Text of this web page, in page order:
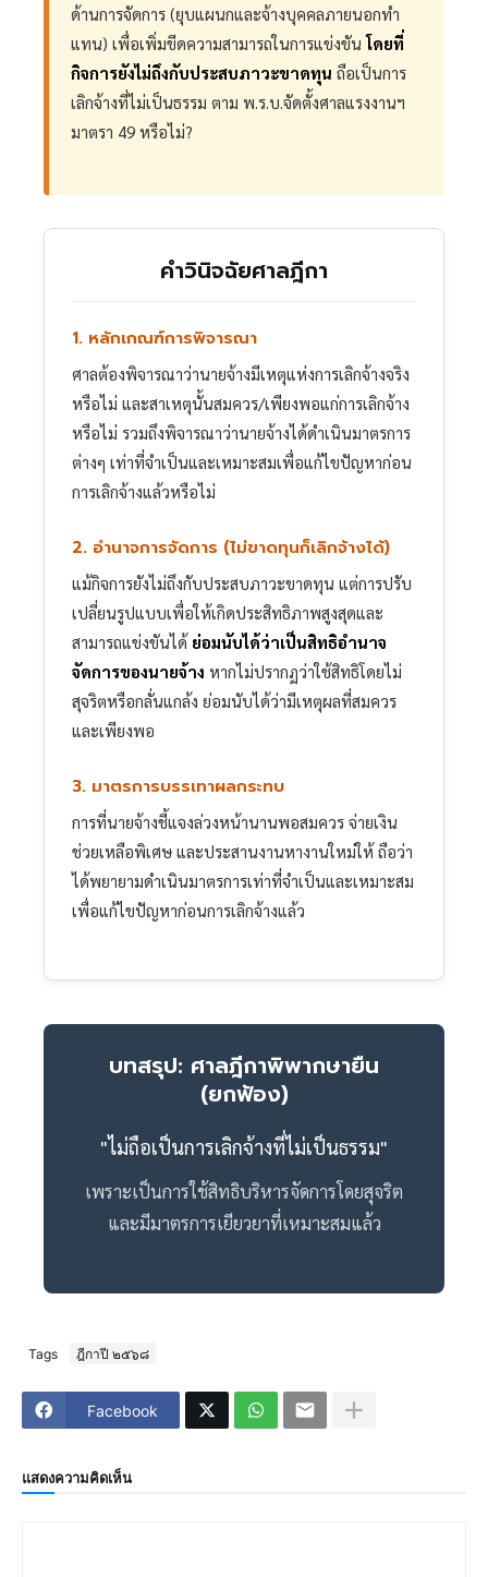
ด้านการจัดการ (ยุบแผนกและจ้างบุคคลภายนอกทำ
แทน) เพื่อเพิ่มขีดความสามารถในการแข่งขันโดยที่
กิจการยังไม่ถึงกับประสบภาวะขาดทุน ถือเป็นการ
เลิกจ้างที่ไม่เป็นธรรม ตาม พ.ร.บ.จัดตั้งศาลแรงงานฯ
มาตรา 49 หรือไม่?
คำวินิจฉัยศาลฎีกา
1. หลักเกณฑ์การพิจารณา
ศาลต้องพิจารณาว่านายจ้างมีเหตุแห่งการเลิกจ้างจริง
หรือไม่ และสาเหตุนั้นสมควร/เพียงพอแก่การเลิกจ้าง
หรือไม่ รวมถึงพิจารณาว่านายจ้างได้ดำเนินมาตรการ
ต่างๆ เท่าที่จำเป็นและเหมาะสมเพื่อแก้ไขปัญหาก่อน
การเลิกจ้างแล้วหรือไม่
2. อำนาจการจัดการ (ไม่ขาดทุนก็เลิกจ้างได้)
แม้กิจการยังไม่ถึงกับประสบภาวะขาดทุน แต่การปรับ
เปลี่ยนรูปแบบเพื่อให้เกิดประสิทธิภาพสูงสุดและ
สามารถแข่งขันได้ ย่อมนับได้ว่าเป็นสิทธิอำนาจ
จัดการของนายจ้าง หากไม่ปรากฏว่าใช้สิทธิโดยไม่
สุจริตหรือกลั่นแกล้ง ย่อมนับได้ว่ามีเหตุผลที่สมควร
และเพียงพอ
3. มาตรการบรรเทาผลกระทบ
การที่นายจ้างชี้แจงล่วงหน้านานพอสมควร จ่ายเงิน
ช่วยเหลือพิเศษ และประสานงานหางานใหม่ให้ ถือว่า
ได้พยายามดำเนินมาตรการเท่าที่จำเป็นและเหมาะสม
เพื่อแก้ไขปัญหาก่อนการเลิกจ้างแล้ว
บทสรุป: ศาลฎีกาพิพากษายืน
(ยกฟ้อง)
"ไม่ถือเป็นการเลิกจ้างที่ไม่เป็นธรรม"
เพราะเป็นการใช้สิทธิบริหารจัดการโดยสุจริต
และมีมาตรการเยียวยาที่เหมาะสมแล้ว
Tags ฎีกาปี ๒๕๖๘
Facebook
แสดงความคิดเห็น